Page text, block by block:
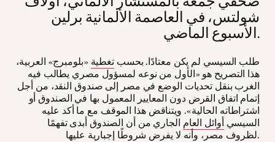
شولتس، في العاصمة الألمانية برلين
الأسبوع الماضي.
طلب السيسي لم يكن معتادًا. بحسب تغطية «بلومبرج» العربية،
هذا التصريح هو «الأول من نوعه لمسؤول مصري يطالب فيه
الغرب بنقل تحديات الوضع في مصر إلى صندوق النقد، من أجل
إتمام اتفاق القرض دون المعايير المعمول بها في الصندوق أو
اشتراطاته الحالية». ويتناقض هذا الموقف مع ما أكد عليه
السيسي أوائل العام الجاري من أن الصندوق أبدى تفهمًا
لظروف مصر، وأنه لا يفرض شروطًا إجبارية عليها.